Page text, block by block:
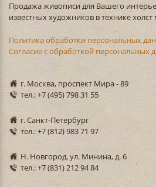
Продажа живописи для Вашего
известных художников в технике холст
Политика обработки персональных
Согласие с обработкой персональных
г. Москва, проспект Мира - 89
тел.: +7 (495) 798 31 55
г. Санкт-Петербург
тел.: +7 (812) 983 71 97
Н. Новгород, ул. Минина, д. 6
тел.: +7 (831) 212 94 84